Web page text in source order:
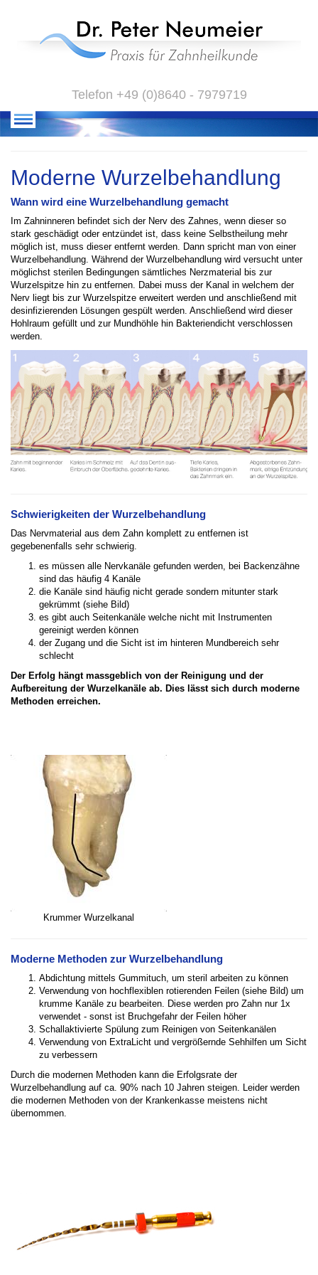
Telefon +49 (0)8640 - 7979719
Moderne Wurzelbehandlung
Wann wird eine Wurzelbehandlung gemacht
Im Zahninneren befindet sich der Nerv des Zahnes, wenn dieser so
stark geschädigt oder entzündet ist, dass keine Selbstheilung mehr
möglich ist, muss dieser entfernt werden. Dann spricht man von einer
Wurzelbehandlung. Während der Wurzelbehandlung wird versucht unter
möglichst sterilen Bedingungen sämtliches Nerzmaterial bis zur
Wurzelspitze hin zu entfernen. Dabei muss der Kanal in welchem der
Nerv liegt bis zur Wurzelspitze erweitert werden und anschließend mit
desinfizierenden Lösungen gespült werden. Anschließend wird dieser
Hohlraum gefüllt und zur Mundhöhle hin Bakteriendicht verschlossen
werden.
Schwierigkeiten der Wurzelbehandlung
Das Nervmaterial aus dem Zahn komplett zu entfernen ist
gegebenenfalls sehr schwierig.
es müssen alle Nervkanäle gefunden werden, bei Backenzähne
sind das häufig 4 Kanäle
die Kanäle sind häufig nicht gerade sondern mitunter stark
gekrümmt (siehe Bild)
es gibt auch Seitenkanäle welche nicht mit Instrumenten
gereinigt werden können
der Zugang und die Sicht ist im hinteren Mundbereich sehr
schlecht
Der Erfolg hängt massgeblich von der Reinigung und der
Aufbereitung der Wurzelkanäle ab. Dies lässt sich durch moderne
Methoden erreichen.
Krummer Wurzelkanal
Moderne Methoden zur Wurzelbehandlung
Abdichtung mittels Gummituch, um steril arbeiten zu können
Verwendung von hochflexiblen rotierenden Feilen (siehe Bild) um
krumme Kanäle zu bearbeiten. Diese werden pro Zahn nur 1x
verwendet - sonst ist Bruchgefahr der Feilen höher
Schallaktivierte Spülung zum Reinigen von Seitenkanälen
Verwendung von ExtraLicht und vergrößernde Sehhilfen um Sicht
zu verbessern
Durch die modernen Methoden kann die Erfolgsrate der
Wurzelbehandlung auf ca. 90% nach 10 Jahren steigen. Leider werden
die modernen Methoden von der Krankenkasse meistens nicht
übernommen.